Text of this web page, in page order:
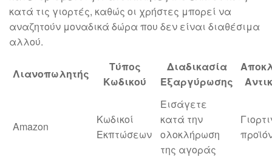
κατά τις γιορτές, καθώς οι χρήστες μπορεί να
αναζητούν μοναδικά δώρα που δεν είναι διαθέσιμα
αλλού.
Λιανοπωλητής
Τύπος
Κωδικού
Διαδικασία
Εξαργύρωσης
Amazon
Κωδικοί
Εκπτώσεων
Εισάγετε
κατά την
ολοκλήρωση
της αγοράς